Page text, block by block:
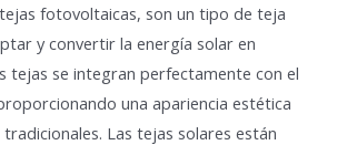
fotovoltaicas, son un tipo de teja
y convertir la energía solar en
tejas se integran perfectamente con el
una apariencia estética
Las tejas solares están